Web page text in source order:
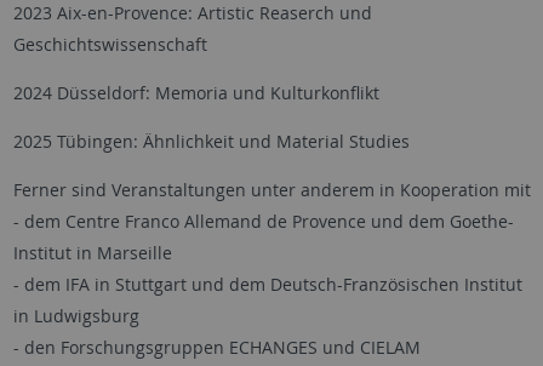
2023 Aix-en-Provence: Artistic Reaserch und
Geschichtswissenschaft
2024 Düsseldorf: Memoria und Kulturkonflikt
2025 Tübingen: Ähnlichkeit und Material Studies
Ferner sind Veranstaltungen unter anderem in Kooperation mit
- dem Centre Franco Allemand de Provence und dem Goethe-
Institut in Marseille
- dem IFA in Stuttgart und dem Deutsch-Französischen Institut
in Ludwigsburg
- den Forschungsgruppen ECHANGES und CIELAM